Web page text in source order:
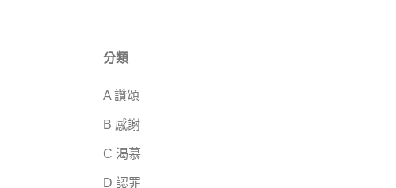
分類
A 讚頌
B 感謝
C 渴慕
D 認罪